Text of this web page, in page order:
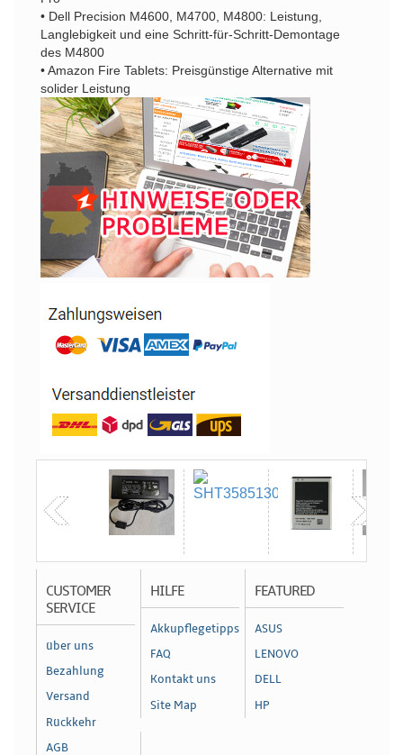
• Dell Precision M4600, M4700, M4800: Leistung,
Langlebigkeit und eine Schritt-für-Schritt-Demontage
des M4800
• Amazon Fire Tablets: Preisgünstige Alternative mit
solider Leistung
CUSTOMER
SERVICE
über uns
Bezahlung
Versand
Rückkehr
AGB
HILFE
Akkupflegetipps
FAQ
Kontakt uns
Site Map
FEATURED
ASUS
LENOVO
DELL
HP